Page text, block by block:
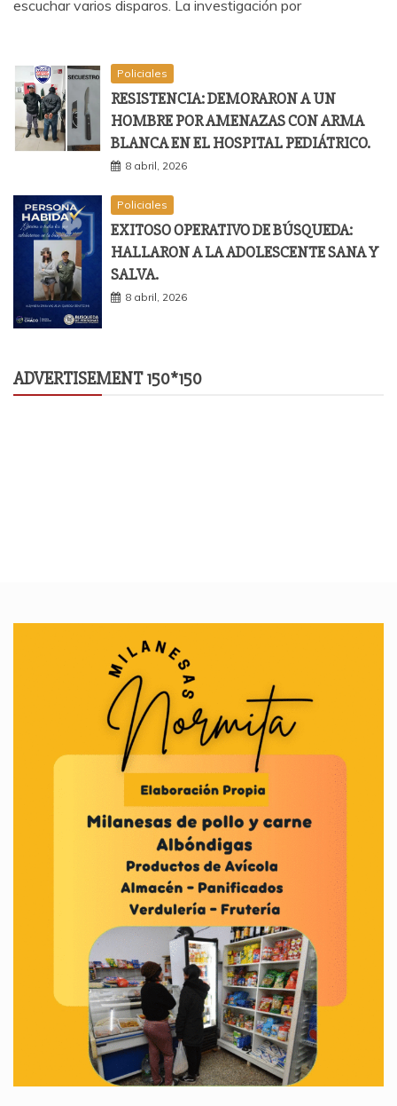
escuchar varios disparos. La investigación por
Policiales
RESISTENCIA: DEMORARON A UN
HOMBRE POR AMENAZAS CON ARMA
BLANCA EN EL HOSPITAL PEDIÁTRICO.
8 abril, 2026
Policiales
EXITOSO OPERATIVO DE BÚSQUEDA:
HALLARON A LA ADOLESCENTE SANA Y
SALVA.
8 abril, 2026
ADVERTISEMENT 150*150